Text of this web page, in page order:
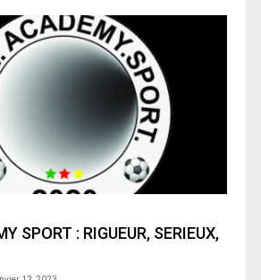
SPORT : RIGUEUR, SERIEUX,